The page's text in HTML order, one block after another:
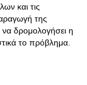
και τις
της
δρομολογήσει η
το πρόβλημα.